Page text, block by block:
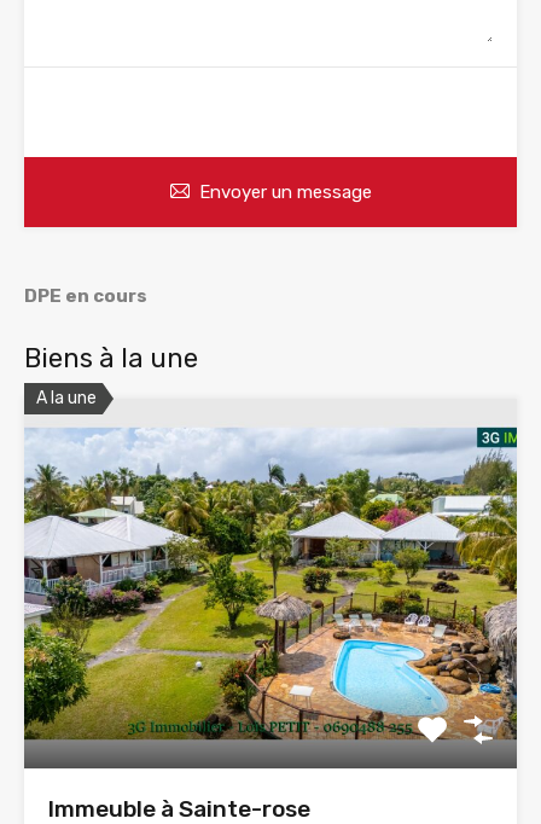
Envoyer un message
DPE en cours
Biens à la une
A la une
Immeuble à Sainte-rose